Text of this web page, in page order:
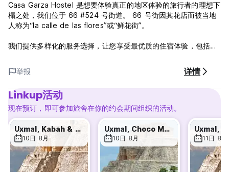
Casa Garza Hostel 是想要体验真正的地区体验的旅行者的理想下
榻之处，我们位于 66 #524 号街道。 66 号街因其花店而被当地
人称为“la calle de las flores”或“鲜花街”。
我们提供多样化的服务选择，让您享受最优质的住宿体验，包括带
调以及使用我们漂亮的厨房。我们也很乐意为您安排值得信赖的旅
行社之一，并推荐必看的地方。我们在等你，快来迎接我们吧！
卡萨加尔萨精品旅馆政策和条件：
取消政策：抵达前 72 小时。如果延迟取消或未入住，我们将向您
收取入住第一晚的费用。
入住时间为15:00至21:00。
12:00前退房。
举报 详情
Linkup活动
现在预订，即可参加旅舍在你的约会期间组织的活动。
Uxmal, Kabah & Cenote
10日 8月
Uxmal, Choco Museum & Cenote
10日 8月 11日 8月